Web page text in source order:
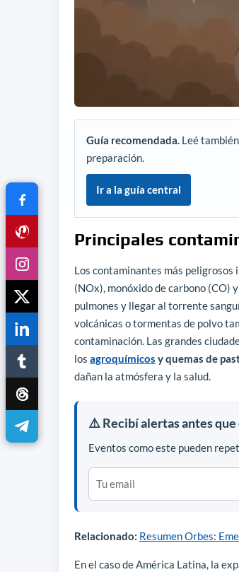
Guía recomendada. Leé
preparación.
Ir a la guía central
Principales
Los contaminantes más peligrosos
(NOx), monóxido de carbono (CO)
pulmones y llegar al torrente
volcánicas o tormentas de polvo
contaminación. Las grandes
los agroquímicos y quemas de
dañan la atmósfera y la salud.
⚠️ Recibí alertas antes
Eventos como este pueden
Relacionado: Resumen Orbes:
En el caso de América Latina, la